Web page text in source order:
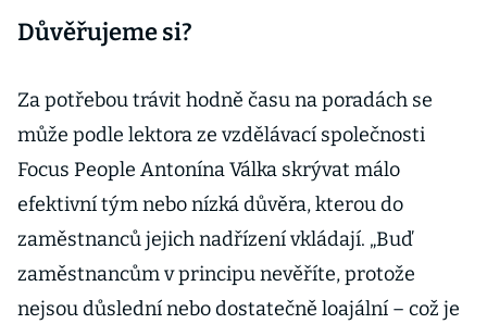
Důvěřujeme si?
Za potřebou trávit hodně času na poradách se
může podle lektora ze vzdělávací společnosti
Focus People Antonína Válka skrývat málo
efektivní tým nebo nízká důvěra, kterou do
zaměstnanců jejich nadřízení vkládají. „Buď
zaměstnancům v principu nevěříte, protože
nejsou důslední nebo dostatečně loajální – což je